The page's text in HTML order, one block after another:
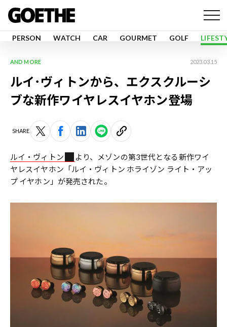
PERSON WATCH CAR GOURMET GOLF
AND MORE 2023.03.15
ルイ･ヴィトンから、エクスクルーシ
ブな新作ワイヤレスイヤホン登場
SHARE
ルイ・ヴィトン
より、メゾンの第3世代となる新作ワイ
ヤレスイヤホン「ルイ・ヴィトン ホライゾン ライト・アッ
プ イヤホン」が発売された。